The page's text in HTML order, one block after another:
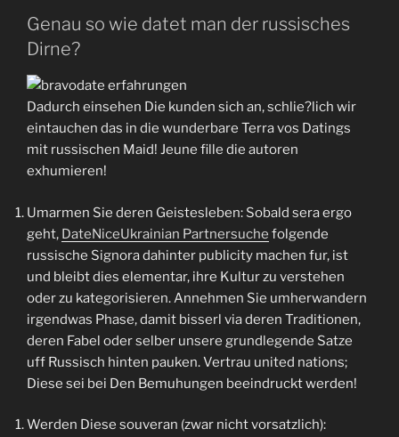
Genau so wie datet man der russisches
Dirne?
Dadurch einsehen Die kunden sich an, schlie?lich wir
eintauchen das in die wunderbare Terra vos Datings
mit russischen Maid! Jeune fille die autoren
exhumieren!
Umarmen Sie deren Geistesleben: Sobald sera ergo
geht, DateNiceUkrainian Partnersuche folgende
russische Signora dahinter publicity machen fur, ist
und bleibt dies elementar, ihre Kultur zu verstehen
oder zu kategorisieren. Annehmen Sie umherwandern
irgendwas Phase, damit bisserl via deren Traditionen,
deren Fabel oder selber unsere grundlegende Satze
uff Russisch hinten pauken. Vertrau united nations;
Diese sei bei Den Bemuhungen beeindruckt werden!
Werden Diese souveran (zwar nicht vorsatzlich):